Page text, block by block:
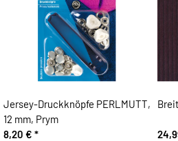
Jersey-Druckknöpfe PERLMUTT,
12 mm, Prym
8,20 € *